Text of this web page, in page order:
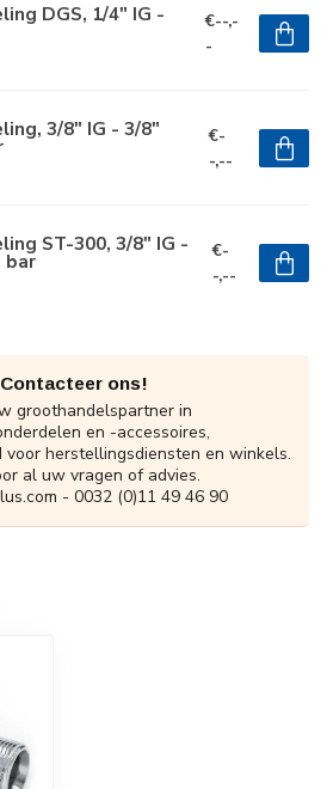
DGS, 1/4" IG -
€--,-
-
3/8" IG - 3/8"
€-
-,--
ST-300, 3/8" IG -
bar
€-
-,--
ons!
groothandelspartner in
en -accessoires,
voor herstellingsdiensten en winkels.
al uw vragen of advies.
- 0032 (0)11 49 46 90